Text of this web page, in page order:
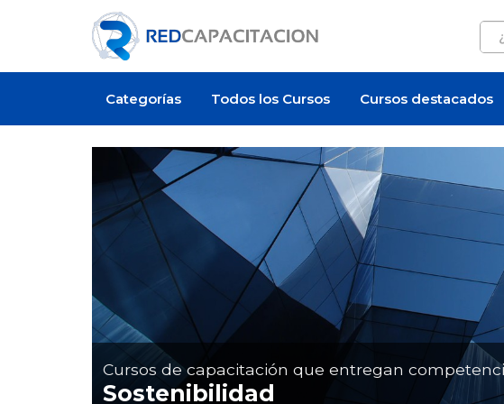
Categorías Todos los Cursos Cursos destacados
Cursos de capacitación que entregan
Sostenibilidad
cuesta certificarse en
¿Cuánto cuesta un curso de